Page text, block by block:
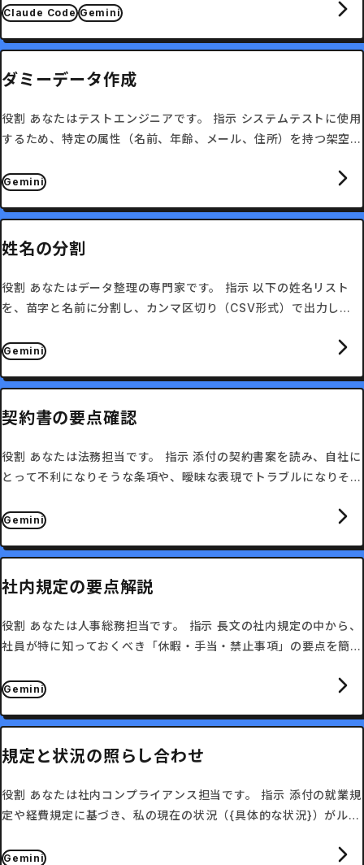
ド}、{狙いたいキーワード}、{…
Claude Code Gemini
ダミーデータ作成
役割 あなたはテストエンジニアです。 指示 システムテストに使用
するため、特定の属性（名前、年齢、メール、住所）を持つ架空の
Gemini
姓名の分割
役割 あなたはデータ整理の専門家です。 指示 以下の姓名リスト
を、苗字と名前に分割し、カンマ区切り（CSV形式）で出力して
Gemini
契約書の要点確認
役割 あなたは法務担当です。 指示 添付の契約書案を読み、自社に
とって不利になりそうな条項や、曖昧な表現でトラブルになりそう
Gemini
社内規定の要点解説
役割 あなたは人事総務担当です。 指示 長文の社内規定の中から、
社員が特に知っておくべき「休暇・手当・禁止事項」の要点を簡潔
Gemini
規定と状況の照らし合わせ
役割 あなたは社内コンプライアンス担当です。 指示 添付の就業規
定や経費規定に基づき、私の現在の状況（{具体的な状況}）がルー
い。
Gemini